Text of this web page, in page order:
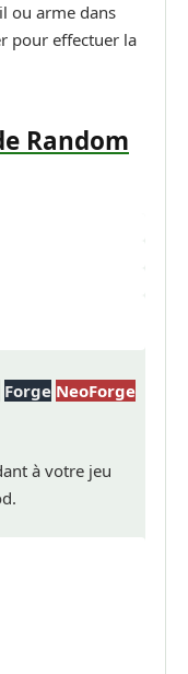
ou arme dans
pour effectuer la
Random
Forge NeoForge
à votre jeu